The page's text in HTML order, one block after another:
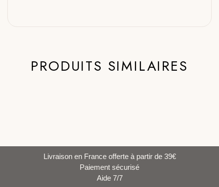
PRODUITS SIMILAIRES
Livraison en France offerte à partir de 39€
Paiement sécurisé
Aide 7/7